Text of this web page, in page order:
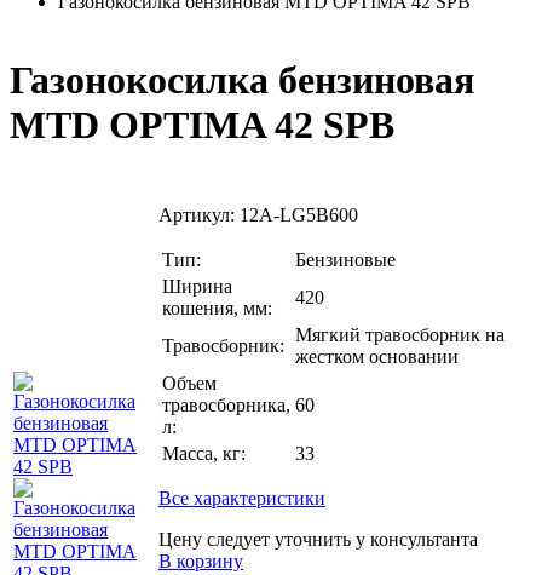
Газонокосилка бензиновая
MTD OPTIMA 42 SPB
Артикул: 12A-LG5B600
Тип:
Бензиновые
Ширина
кошения, мм:
420
Травосборник:
Мягкий травосборник на
жестком основании
Объем
травосборника,
л:
60
Масса, кг: 33
Все характеристики
Цену следует уточнить у консультанта
В корзину